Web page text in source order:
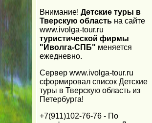
Внимание! Детские туры в
Тверскую область на сайте
www.ivolga-tour.ru
туристической фирмы
"Иволга-СПБ" меняется
ежедневно.
Cервер www.ivolga-tour.ru
сформировал список Детские
туры в Тверскую область из
Петербурга!
+7(911)102-76-76 - По